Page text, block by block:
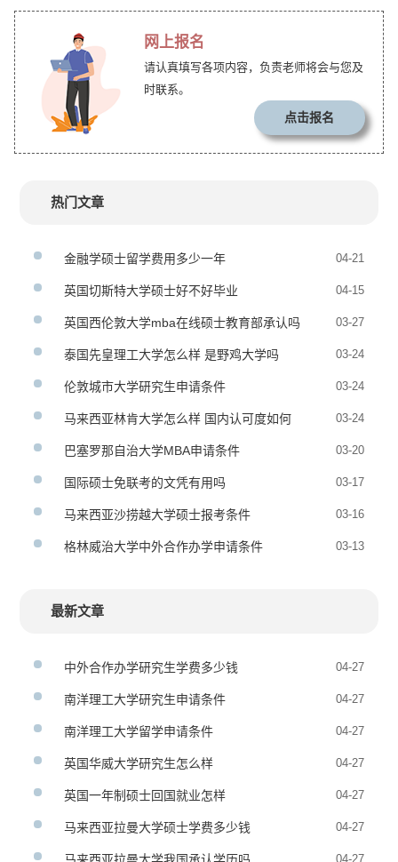
网上报名
请认真填写各项内容，负责老师将会与您及
时联系。
点击报名
热门文章
金融学硕士留学费用多少一年 04-21
英国切斯特大学硕士好不好毕业 04-15
英国西伦敦大学mba在线硕士教育部承认吗 03-27
泰国先皇理工大学怎么样 是野鸡大学吗 03-24
伦敦城市大学研究生申请条件 03-24
马来西亚林肯大学怎么样 国内认可度如何 03-24
巴塞罗那自治大学MBA申请条件 03-20
国际硕士免联考的文凭有用吗 03-17
马来西亚沙捞越大学硕士报考条件 03-16
格林威治大学中外合作办学申请条件 03-13
最新文章
中外合作办学研究生学费多少钱 04-27
南洋理工大学研究生申请条件 04-27
南洋理工大学留学申请条件 04-27
英国华威大学研究生怎么样 04-27
英国一年制硕士回国就业怎样 04-27
马来西亚拉曼大学硕士学费多少钱 04-27
04-27